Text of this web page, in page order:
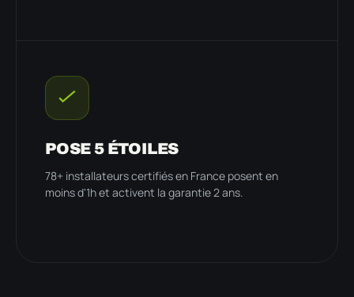
POSE 5 ÉTOILES
78+ installateurs certifiés en France posent en
moins d'1h et activent la garantie 2 ans.